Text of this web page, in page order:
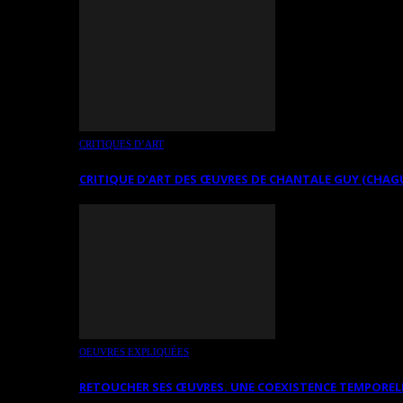
CRITIQUES D’ART
CRITIQUE D’ART DES ŒUVRES DE CHANTALE GUY
OEUVRES EXPLIQUÉES
RETOUCHER SES ŒUVRES. UNE COEXISTENCE